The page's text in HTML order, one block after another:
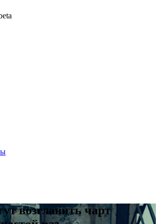
возглавить чарт